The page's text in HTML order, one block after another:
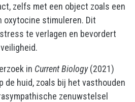
zelfs met een object zoals een
oxytocine stimuleren. Dit
te verlagen en bevordert
in Current Biology(2021)
de huid, zoals bij het vasthouden
zenuwstelsel